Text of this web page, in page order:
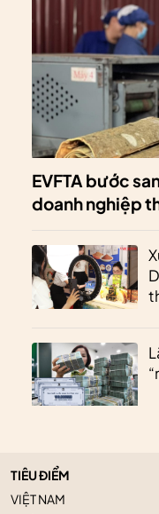
EVFTA bước
doanh nghiệp
TIÊU ĐIỂM
VIỆT NAM